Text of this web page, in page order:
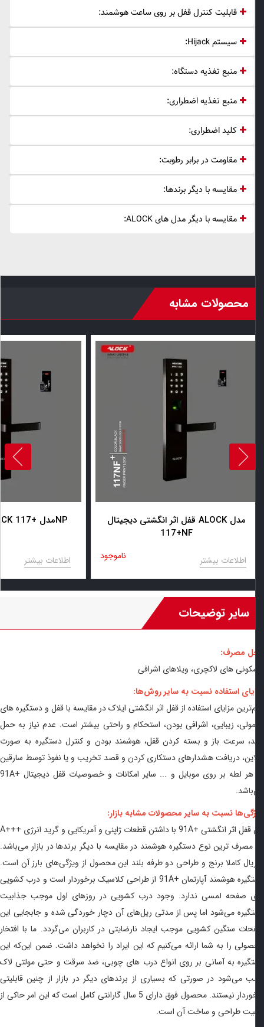
قابلیت کنترل قفل بر روی ساعت هوشمند:
سیستم Hijack:
منبع تغذیه دستگاه:
منبع تغذیه اضطراری:
کلید اضطراری:
مقاومت در برابر رطوبت:
مقایسه با دیگر برندها:
مقایسه با دیگر مدل های ALOCK:
محصولات مشابه
قفل اثر انگشتی دیجیتال ALOCK مدل
+117NF
اطلاعات بیشتر ناموجود
قفل دیجیتال ALOCK مدل +117NP
اطلاعات بیشتر
سایر توضیحات
مصرف:
های لاکچری، ویلاهای اشرافی
استفاده نسبت به سایر روش‌ها:
مزایای استفاده از قفل اثر انگشتی ایلاک در مقایسه با قفل و دستگیره‌ های
زیبایی، اشرافی بودن، استحکام و راحتی بیشتر است. عدم نیاز به حمل
سرعت باز و بسته کردن قفل، هوشمند بودن و کنترل دستگیره به صورت
دریافت هشدارهای دستکاری کردن و قصد تخریب و یا نفوذ توسط سارقین
لطه بر روی موبایل و ... سایر امکانات و خصوصیات قفل دیجیتال91A+
نسبت به سایر محصولات مشابه بازار:
قفل اثر انگشتی91A+با داشتن قطعات ژاپنی و آمریکایی و گرید انرژیA+++
ترین نوع دستگیره هوشمند در مقایسه با دیگر برندها در بازار می‌باشد.
کاملا برنج و طراحی دو طرفه بلند این محصول از ویژگی‌های بارز آن است.
هوشمند آپارتمان91A+از طراحی کلاسیک برخوردار است و درب کشویی
صفحه لمسی ندارد. وجود درب کشویی در روزهای اول موجب جذابیت
می‌شود اما پس از مدتی ریل‌های آن دچار خوردگی شده و جابجایی این
سنگین کشویی موجب ایجاد نارضایتی در کاربران می‌گردد. ما با افتخار
را به شما ارائه می‌کنیم که این ایراد را نخواهد داشت. ضمن این‌که این
به آسانی بر روی انواع درب‌ های چوبی، ضد سرقت و حتی مولتی لاک
می‌شود در صورتی که بسیاری از برندهای دیگر در بازار از چنین قابلیتی
برخوردار نیستند. محصول فوق دارای 5 سال گارانتی کامل است که این امر حاکی از
طراحی و ساخت آن است.